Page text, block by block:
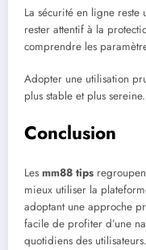
La sécurité en ligne reste
rester attentif à la
comprendre les
Adopter une utilisation
plus stable et plus sereine.
Conclusion
Les mm88 tips
mieux utiliser la
adoptant une approche
facile de profiter d’une
quotidiens des utilisateurs.